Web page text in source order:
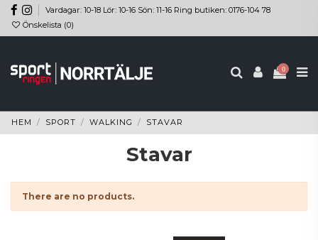
Vardagar: 10-18 Lör: 10-16 Sön: 11-16 Ring butiken: 0176-104 78
Önskelista (0)
0
HEM SPORT WALKING STAVAR
Stavar
There are no products.